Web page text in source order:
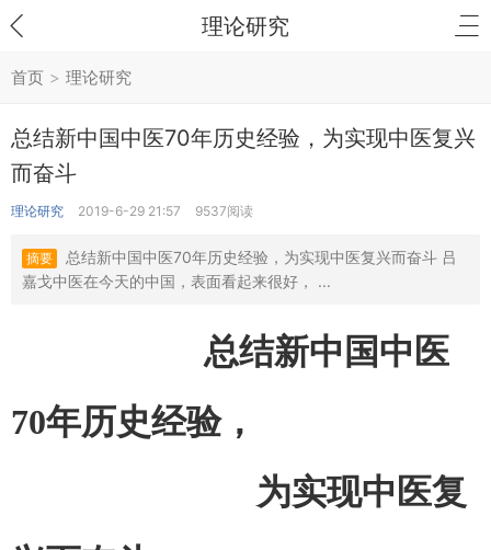
理论研究
首页 > 理论研究
总结新中国中医70年历史经验，为实现中医复兴
而奋斗
理论研究 2019-6-29 21:57 9537阅读
摘要
总结新中国中医70年历史经验，为实现中医复兴而奋斗 吕
嘉戈中医在今天的中国，表面看起来很好， ...
总结新中国中医
70年历史经验，
为实现中医复